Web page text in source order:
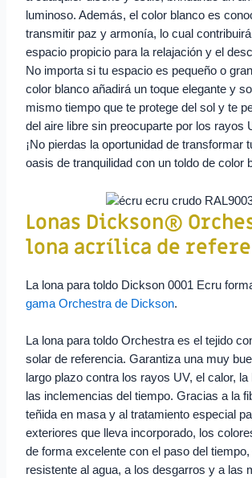
luminoso. Además, el color blanco es
transmitir paz y armonía, lo cual
espacio propicio para la relajación y el
No importa si tu espacio es pequeño o
color blanco añadirá un toque elegante y
mismo tiempo que te protege del sol y te
del aire libre sin preocuparte por los rayos
¡No pierdas la oportunidad de transformar
oasis de tranquilidad con un toldo de color
Lonas Dickson®
lona acrílica de
La lona para toldo Dickson 0001 Ecru
gama Orchestra de Dickson.
La lona para toldo Orchestra es el tejido
solar de referencia. Garantiza una muy
largo plazo contra los rayos UV, el calor,
las inclemencias del tiempo. Gracias a la
teñida en masa y al tratamiento especial
exteriores que lleva incorporado, los
de forma excelente con el paso del
resistente al agua, a los desgarros y a las